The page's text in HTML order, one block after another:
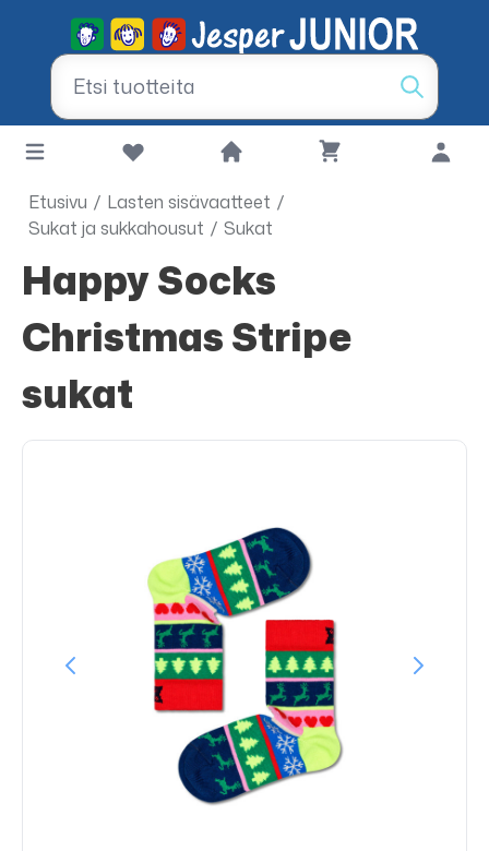
Etusivu / Lasten sisävaatteet /
Sukat ja sukkahousut / Sukat
Happy Socks
Christmas Stripe
sukat